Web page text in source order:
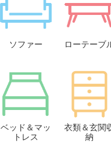
ソファー ローテーブ
ベッド＆マッ
トレス
衣類＆玄関
納